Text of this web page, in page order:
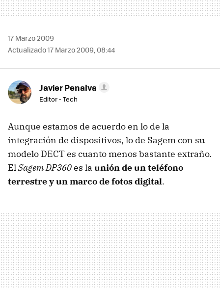
17 Marzo 2009
Actualizado 17 Marzo 2009, 08:44
Javier Penalva
Editor - Tech
Aunque estamos de acuerdo en lo de la
integración de dispositivos, lo de Sagem con su
modelo DECTes cuanto menos bastante extraño.
El Sagem DP360es la unión de un teléfono
terrestre y un marco de fotos digital.